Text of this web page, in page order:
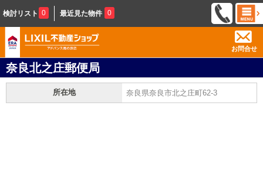
検討リスト 0 最近見た物件 0
お問合せ
奈良北之庄郵便局
所在地 奈良県奈良市北之庄町62-3